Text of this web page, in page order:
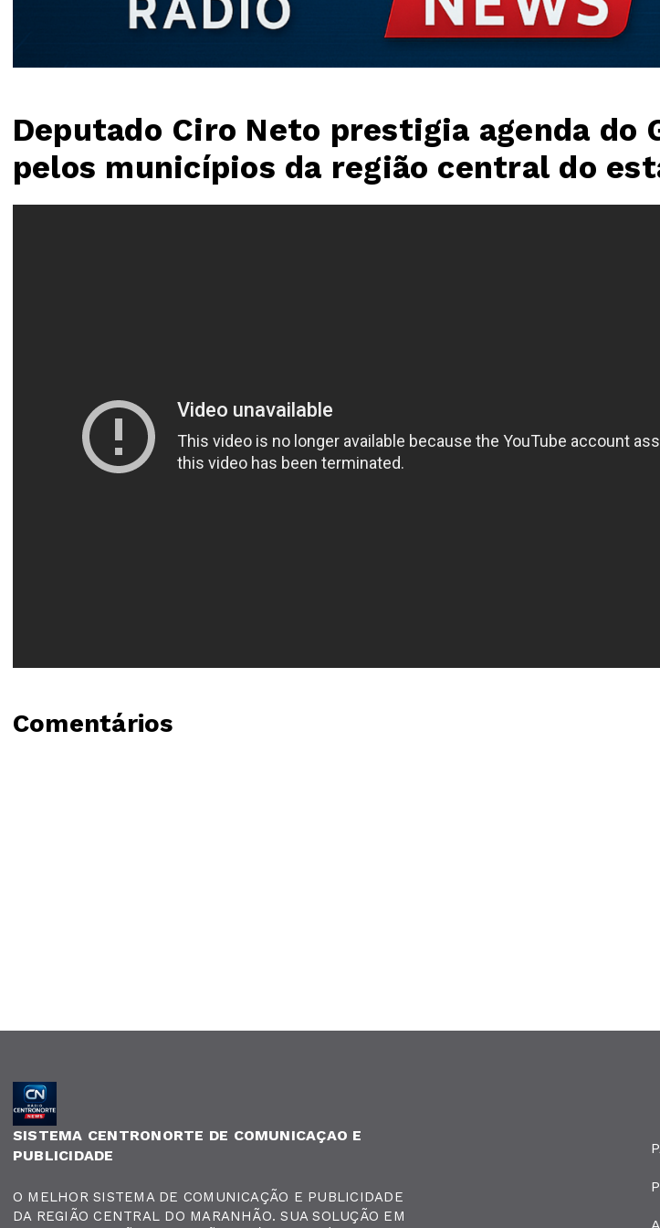
Deputado Ciro Neto prestigia agenda do
pelos municípios da região central do
Comentários
SISTEMA CENTRONORTE DE COMUNICAÇAO E
PUBLICIDADE
O MELHOR SISTEMA DE COMUNICAÇÃO E PUBLICIDADE
DA REGIÃO CENTRAL DO MARANHÃO. SUA SOLUÇÃO EM